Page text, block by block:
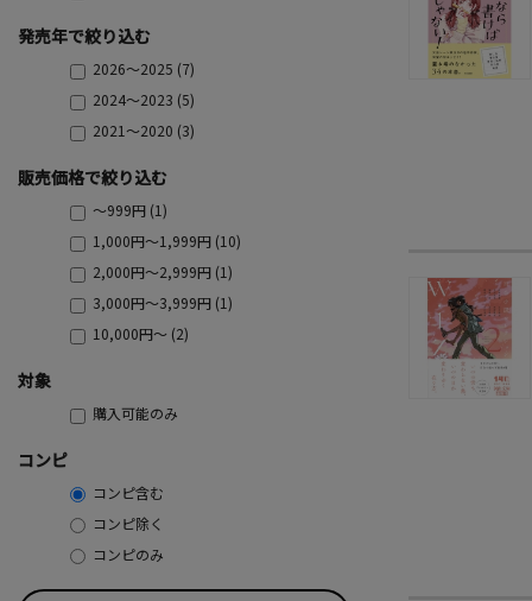
発売年で絞り込む
2026～2025 (7)
2024～2023 (5)
2021～2020 (3)
販売価格で絞り込む
～999円 (1)
1,000円～1,999円 (10)
2,000円～2,999円 (1)
3,000円～3,999円 (1)
10,000円～ (2)
対象
購入可能のみ
コンピ
コンピ含む
コンピ除く
コンピのみ